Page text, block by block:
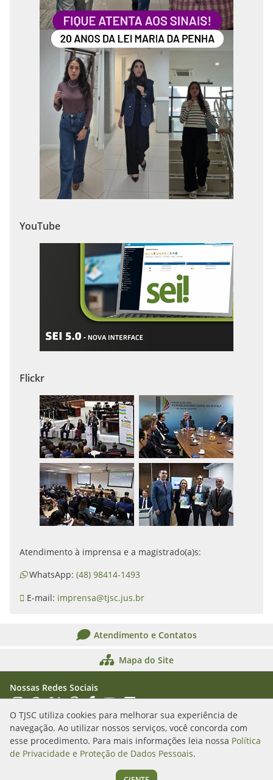
O TJSC utiliza cookies para melhorar sua experiência de
navegação. Ao utilizar nossos serviços, você concorda com
esse procedimento. Para mais informações leia nossa Política
de Privacidade e Proteção de Dados Pessoais.
YouTube
Flickr
Atendimento à imprensa e a magistrado(a)s:
WhatsApp: (48) 98414-1493
E-mail: imprensa@tjsc.jus.br
Atendimento e Contatos
Mapa do Site
Nossas Redes Sociais
Acessar Instagram
Acessar WhatsApp
Acessar XAcessar Threads
Acessar Facebook
Acessar YouTube
Acessar Flickr
Acessar SoundCloud
Rua Álvaro Millen da Silveira, n. 208
Florianópolis/SC - CEP: 88020-901